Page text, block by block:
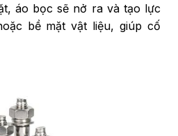
áo bọc sẽ nở ra và tạo lực
bề mặt vật liệu, giúp cố